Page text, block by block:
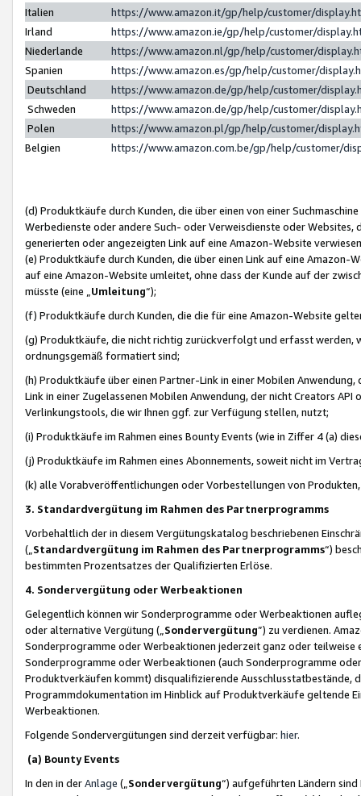
Italien
https://www.amazon.it/gp/help/customer/
Irland
https://www.amazon.ie/gp/help/customer/
Niederlande
https://www.amazon.nl/gp/help/customer/
Spanien
https://www.amazon.es/gp/help/customer/
Deutschland
https://www.amazon.de/gp/help/customer/
Schweden
https://www.amazon.de/gp/help/customer/
Polen
https://www.amazon.pl/gp/help/customer/
Belgien
https://www.amazon.com.be/gp/help/customer/
(d) Produktkäufe durch Kunden, die über einen von einer
Werbedienste oder andere Such- oder Verweisdienste oder Websites,
generierten oder angezeigten Link auf eine Amazon-Website
(e) Produktkäufe durch Kunden, die über einen Link auf eine
auf eine Amazon-Website umleitet, ohne dass der Kunde auf der
müsste (eine „ Umleitung“);
(f) Produktkäufe durch Kunden, die die für eine Amazon-Website
(g) Produktkäufe, die nicht richtig zurückverfolgt und erfasst werden,
ordnungsgemäß formatiert sind;
(h) Produktkäufe über einen Partner-Link in einer Mobilen
Link in einer Zugelassenen Mobilen Anwendung, der nicht Creators
Verlinkungstools, die wir Ihnen ggf. zur Verfügung stellen, nutzt;
(i) Produktkäufe im Rahmen eines Bounty Events (wie in Ziffer 4 (a)
(j) Produktkäufe im Rahmen eines Abonnements, soweit nicht im
(k) alle Vorabveröffentlichungen oder Vorbestellungen von
3. Standardvergütung im Rahmen des Partnerprogramms
Vorbehaltlich der in diesem Vergütungskatalog beschriebenen
(„ Standardvergütung im Rahmen des Partnerprogramms“)
bestimmten Prozentsatzes der Qualifizierten Erlöse.
4. Sondervergütung oder Werbeaktionen
Gelegentlich können wir Sonderprogramme oder Werbeaktionen
oder alternative Vergütung („ Sondervergütung”) zu verdienen.
Sonderprogramme oder Werbeaktionen jederzeit ganz oder
Sonderprogramme oder Werbeaktionen (auch Sonderprogramme
Produktverkäufen kommt) disqualifizierende Ausschlusstatbestände,
Programmdokumentation im Hinblick auf Produktverkäufe geltende
Werbeaktionen.
Folgende Sondervergütungen sind derzeit verfügbar: hier.
(a) Bounty Events
In den in derAnlage („ Sondervergütung“) aufgeführten Ländern